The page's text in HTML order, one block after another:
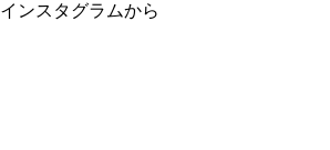
ンスタグラムから